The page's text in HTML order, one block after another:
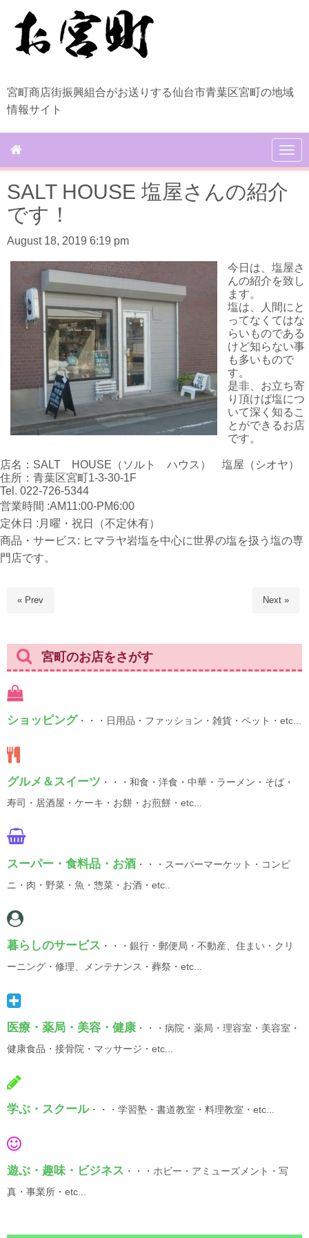
宮町商店街振興組合がお送りする仙台市青葉区宮町の地域
情報サイト
N
a
i
n
SALT HOUSE 塩屋さんの紹介
です！
August 18, 2019 6:19 pm
今日は、塩屋さ
んの紹介を致し
ます。
塩は、人間にと
ってなくてはな
らいものである
けど知らない事
も多いもので
す。
是非、お立ち寄
り頂けば塩につ
いて深く知るこ
とができるお店
です。
店名：SALT HOUSE（ソルト ハウス） 塩屋（シオヤ）
住所：青葉区宮町1-3-30-1F
Tel. 022-726-5344
営業時間 :AM11:00-PM6:00
定休日 :月曜・祝日（不定休有）
商品・サービス: ヒマラヤ岩塩を中心に世界の塩を扱う塩の専
門店です。
« Prev Next »
宮町のお店をさがす
ショッピング ・・・日用品・ファッション・雑貨・ペット・etc...
グルメ＆スイーツ ・・・和食・洋食・中華・ラーメン・そば・
寿司・居酒屋・ケーキ・お餅・お煎餅・etc...
スーパー・食料品・お酒 ・・・スーパーマーケット・コンビ
ニ・肉・野菜・魚・惣菜・お酒・etc..
暮らしのサービス ・・・銀行・郵便局・不動産、住まい・クリ
ーニング・修理、メンテナンス・葬祭・etc...
医療・薬局・美容・健康 ・・・病院・薬局・理容室・美容室・
健康食品・接骨院・マッサージ・etc...
学ぶ・スクール・・・学習塾・書道教室・料理教室・etc...
遊ぶ・趣味・ビジネス ・・・ホビー・アミューズメント・写
真・事業所・etc...